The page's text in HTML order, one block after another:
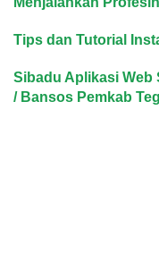
Tips dan Tutorial
Sibadu Aplikasi Web
/ Bansos Pemkab